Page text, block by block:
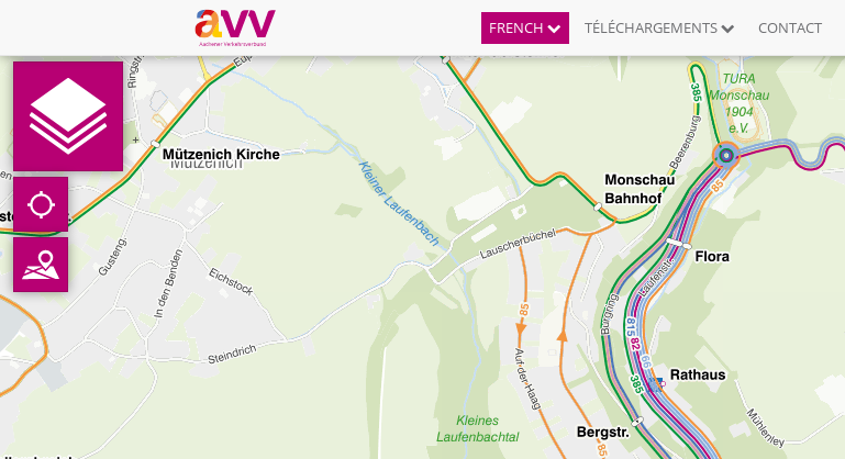
FRENCH TÉLÉCHARGEMENTS CONTACT